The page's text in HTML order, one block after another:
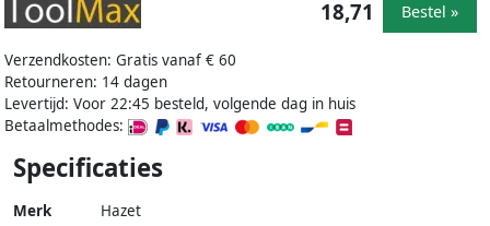
Verzendkosten: Gratis vanaf € 60
Retourneren: 14 dagen
Levertijd: Voor 22:45 besteld, volgende dag in huis
Betaalmethodes:
18,71 Bestel »
Specificaties
Merk Hazet